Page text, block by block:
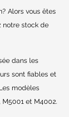
Alors vous êtes
notre stock de
dans les
sont fiables et
modèles
M5001 et M4002.